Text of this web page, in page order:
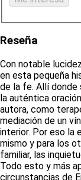
Reseña
Con notable
en esta pequeña
de la fe. Allí donde
la auténtica
autora, como
mediación de un
interior. Por eso la
mismo y para los
familiar, las
Todo esto y más
circunstancias de